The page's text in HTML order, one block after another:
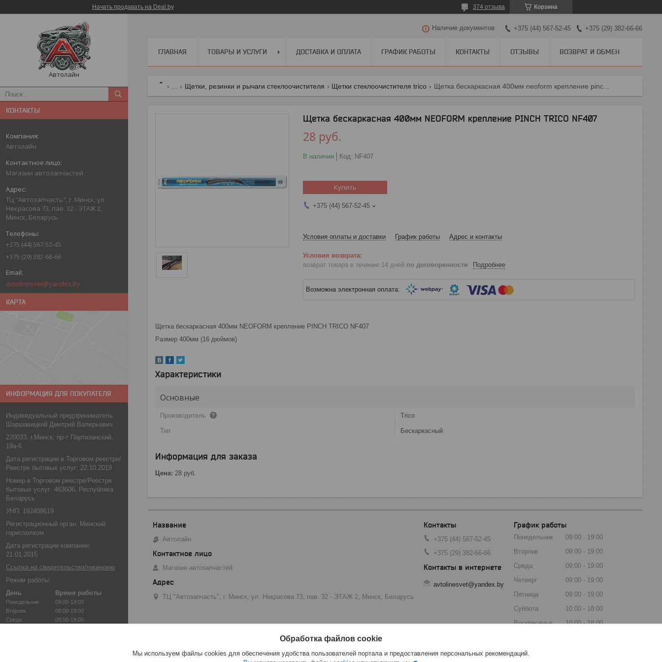
Начать продавать на Deal.by Корзина
374 отзыва
Автолайн
КОНТАКТЫ
Автолайн
Магазин автозапчастей
ТЦ "Автозапчасть", г. Минск, ул.
Некрасова 73, пав. 32 - ЭТАЖ 2,
Минск, Беларусь
+375 (44) 567-52-45
+375 (29) 382-66-66
avtolinesvet@yandex.by
КАРТА
ИНФОРМАЦИЯ ДЛЯ ПОКУПАТЕЛЯ
Индивидуальный предприниматель
Шаршавицкий Дмитрий Валерьевич
220033, г.Минск, пр-т Партизанский,
19а-6
Дата регистрации в Торговом реестре/
Реестре бытовых услуг: 22.10.2019
Номер в Торговом реестре/Реестре
бытовых услуг: 463606, Республика
Беларусь
УНП: 192409619
Регистрационный орган: Минский
горисполком
Дата регистрации компании:
21.01.2015
Ссылка на свидетельство/лицензию
Режим работы:
День
Время работы
Понедельник
09:00-19:00
Вторник
09:00-19:00
Среда
09:00-19:00
Наличие документов +375 (44) 567-52-45 +375 (29) 382-66-66
ГЛАВНАЯ ТОВАРЫ И УСЛУГИ ДОСТАВКА И ОПЛАТА ГРАФИК РАБОТЫ КОНТАКТЫ ОТЗЫВЫ ВОЗВРАТ И ОБМЕН
Щетки, резинки и рычаги стеклоочистителя Щетки стеклоочистителя trico Щетка бескаркасная 400мм neoform крепление pinch trico nf407
Щетка бескаркасная 400мм NEOFORM крепление PINCH TRICO NF407
28 руб.
В наличии Код: NF407
Купить
+375 (44) 567-52-45
Условия оплаты и доставки График работы Адрес и контакты
возврат товара в течение 14 дней по договоренности Подробнее
Щетка бескаркасная 400мм NEOFORM крепление PINCH TRICO NF407
Размер 400мм (16 дюймов)
Характеристики
Основные
Производитель Trico
Тип Бескаркасный
Информация для заказа
Цена: 28 руб.
Автолайн
Магазин автозапчастей
ТЦ "Автозапчасть", г. Минск, ул. Некрасова 73, пав. 32 - ЭТАЖ 2, Минск, Беларусь
+375 (44) 567-52-45
+375 (29) 382-66-66
avtolinesvet@yandex.by
График работы
Понедельник 09:00
19:00
Вторник
09:00
19:00
Среда
09:00
19:00
Четверг
09:00
19:00
Пятница
09:00
19:00
Суббота
10:00
18:00
Воскресенье
10:00 18:00
Обработка файлов cookie
Мы используем файлы cookies для обеспечения удобства пользователей портала и предоставления персональных рекомендаций.